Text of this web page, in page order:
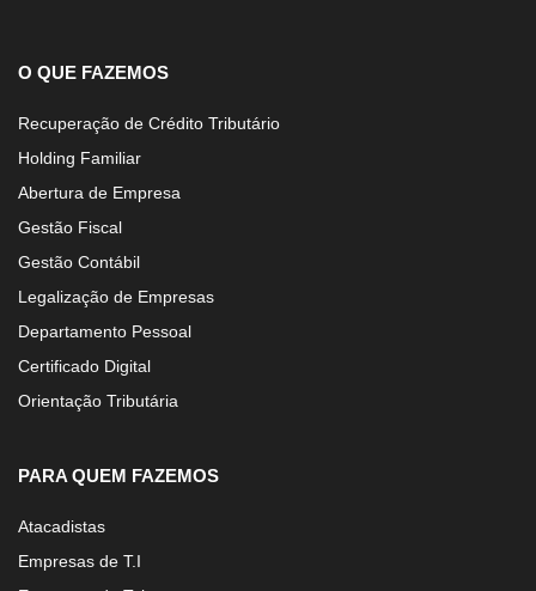
O QUE FAZEMOS
Recuperação de Crédito Tributário
Holding Familiar
Abertura de Empresa
Gestão Fiscal
Gestão Contábil
Legalização de Empresas
Departamento Pessoal
Certificado Digital
Orientação Tributária
PARA QUEM FAZEMOS
Atacadistas
Empresas de T.I